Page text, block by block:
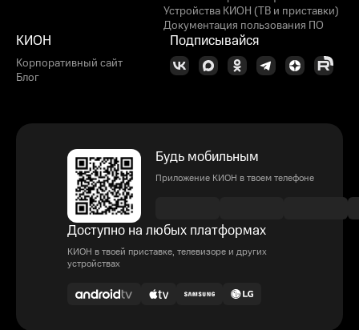
Устройства КИОН (ТВ и приставки)
Документация пользования ПО
КИОН
Корпоративный сайт
Блог
Подписывайся
Будь мобильным
Приложение КИОН в твоем телефоне
Доступно на любых платформах
КИОН в твоей приставке, телевизоре и других
устройствах